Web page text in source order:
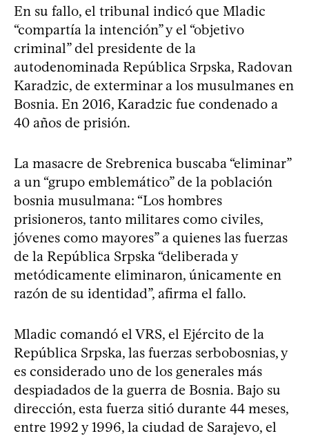
En su fallo, el tribunal indicó que Mladic
“compartía la intención” y el “objetivo
criminal” del presidente de la
autodenominada República Srpska, Radovan
Karadzic, de exterminar a los musulmanes en
Bosnia. En 2016, Karadzic fue condenado a
40 años de prisión.
La masacre de Srebrenica buscaba “eliminar”
a un “grupo emblemático” de la población
bosnia musulmana: “Los hombres
prisioneros, tanto militares como civiles,
jóvenes como mayores” a quienes las fuerzas
de la República Srpska “deliberada y
metódicamente eliminaron, únicamente en
razón de su identidad”, afirma el fallo.
Mladic comandó el VRS, el Ejército de la
República Srpska, las fuerzas serbobosnias, y
es considerado uno de los generales más
despiadados de la guerra de Bosnia. Bajo su
dirección, esta fuerza sitió durante 44 meses,
entre 1992 y 1996, la ciudad de Sarajevo, el